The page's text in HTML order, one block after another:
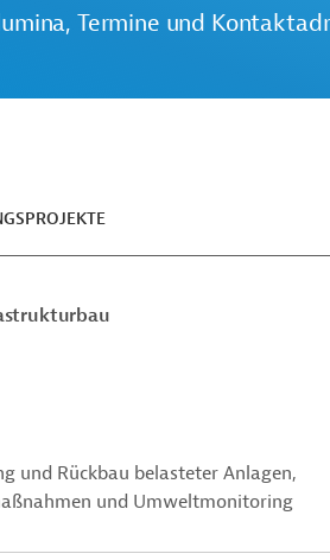
Termine und
und Rückbau belasteter Anlagen,
und Umweltmonitoring